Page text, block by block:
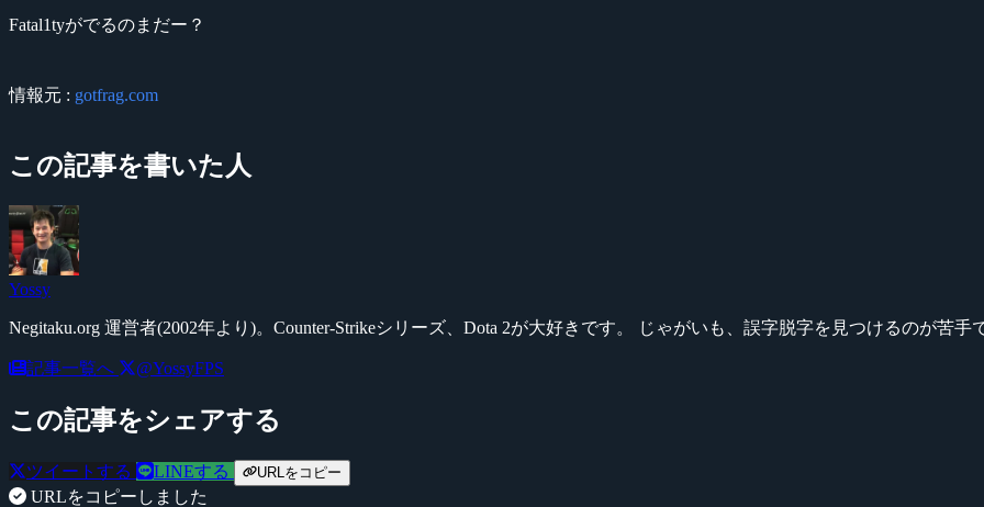
Fatal1tyがでるのまだー？
情報元 : gotfrag.com
この記事を書いた人
Yossy
Negitaku.org 運営者(2002年より)。Counter-Strikeシリーズ、Dota 2が大好きです。 じゃがいも、誤字脱字を見つけるのが苦
記事一覧へ @YossyFPS
この記事をシェアする
ツイートする LINEする URLをコピー
URLをコピーしました